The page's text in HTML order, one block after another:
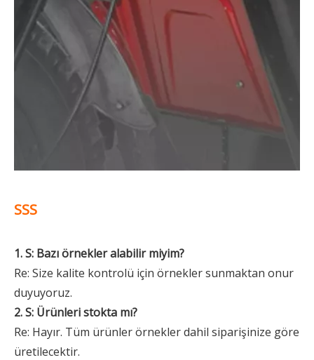
SSS
1. S: Bazı örnekler alabilir miyim?
Re: Size kalite kontrolü için örnekler sunmaktan onur
duyuyoruz.
2. S: Ürünleri stokta mı?
Re: Hayır. Tüm ürünler örnekler dahil siparişinize göre
üretilecektir.